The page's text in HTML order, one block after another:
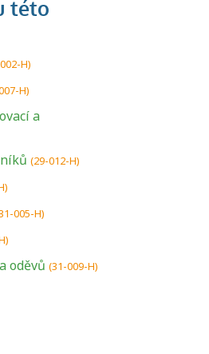
H)
H)
a
(29-012-H)
005-H)
oděvů (31-009-H)